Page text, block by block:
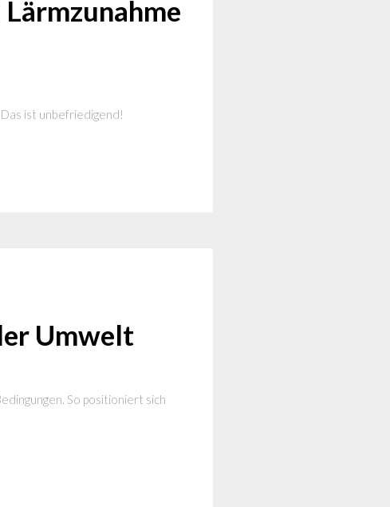
ist unbefriedigend!
Umwelt
So positioniert sich